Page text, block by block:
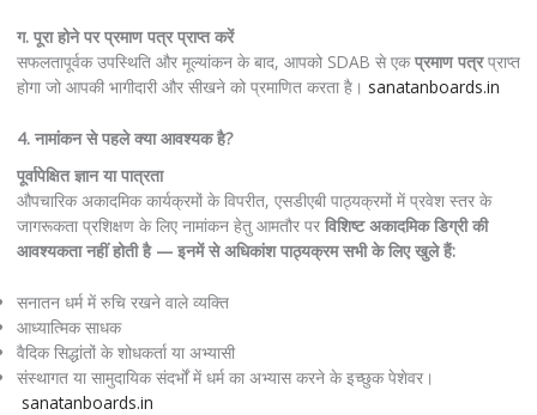
ग. पूरा होने पर प्रमाण पत्र प्राप्त करें
सफलतापूर्वक उपस्थिति और मूल्यांकन के बाद, आपको SDAB से एकप्रमाण पत्रप्राप्त
होगा जो आपकी भागीदारी और सीखने को प्रमाणित करता है। sanatanboards.in
4. नामांकन से पहले क्या आवश्यक है?
पूर्वापेक्षित ज्ञान या पात्रता
औपचारिक अकादमिक कार्यक्रमों के विपरीत, एसडीएबी पाठ्यक्रमों में प्रवेश स्तर के
जागरूकता प्रशिक्षण के लिए नामांकन हेतु आमतौर पर विशिष्ट अकादमिक डिग्री की
आवश्यकता नहीं होती है — इनमें से अधिकांश पाठ्यक्रम सभी के लिए खुले हैं:
सनातन धर्म में रुचि रखने वाले व्यक्ति
आध्यात्मिक साधक
वैदिक सिद्धांतों के शोधकर्ता या अभ्यासी
संस्थागत या सामुदायिक संदर्भों में धर्म का अभ्यास करने के इच्छुक पेशेवर।
sanatanboards.in